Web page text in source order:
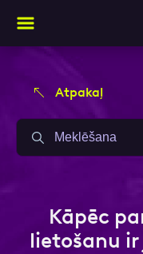
Atpakaļ
Kāpēc
lietošanu
Aizpildi
Aizpildi